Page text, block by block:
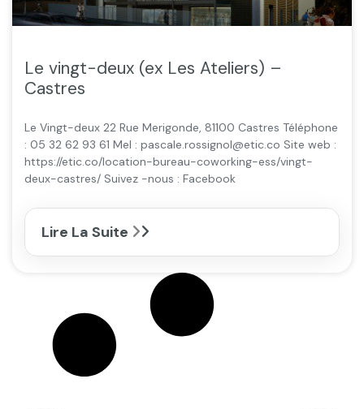
Le vingt-deux (ex Les Ateliers) –
Castres
Le Vingt-deux 22 Rue Merigonde, 81100 Castres Téléphone
: 05 32 62 93 61 Mel : pascale.rossignol@etic.co Site web :
https://etic.co/location-bureau-coworking-ess/vingt-
deux-castres/ Suivez -nous : Facebook
Lire La Suite